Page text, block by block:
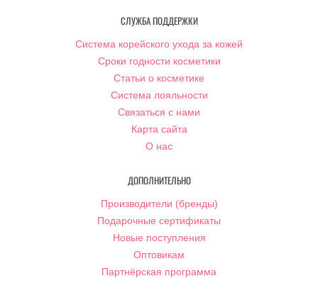
СЛУЖБА ПОДДЕРЖКИ
Система корейского ухода за кожей
Сроки годности косметики
Статьи о косметике
Система лояльности
Связаться с нами
Карта сайта
О нас
ДОПОЛНИТЕЛЬНО
Производители (бренды)
Подарочные сертификаты
Новые поступления
Оптовикам
Партнёрская программа